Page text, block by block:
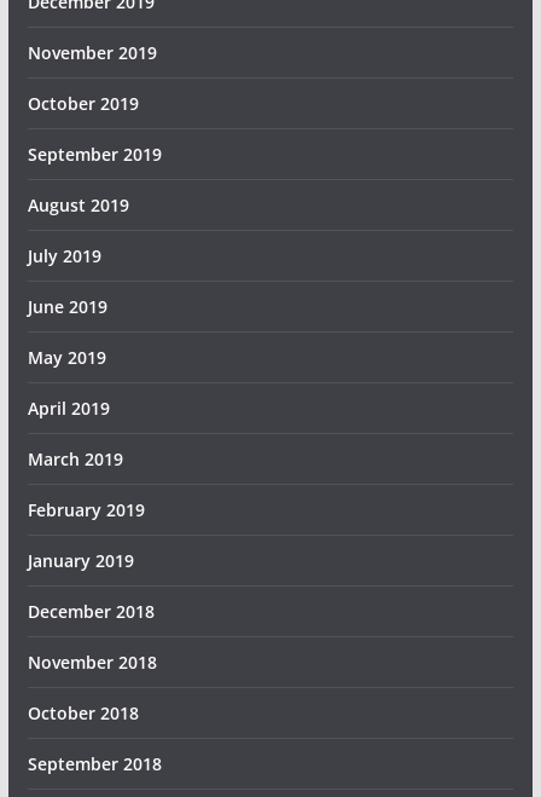
November 2019
October 2019
September 2019
August 2019
July 2019
June 2019
May 2019
April 2019
March 2019
February 2019
January 2019
December 2018
November 2018
October 2018
September 2018